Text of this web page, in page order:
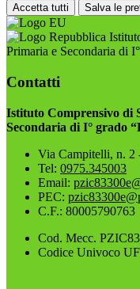
Accetta tutti Salva le
Primaria e Secondaria di
Contatti
Istituto Comprensivo di
Secondaria di I° grado
Via Campitelli, n.
Tel: 0975.345003
Email:
PEC:
C.F.: 80005790763
Cod. Mecc.
Codice Univoco